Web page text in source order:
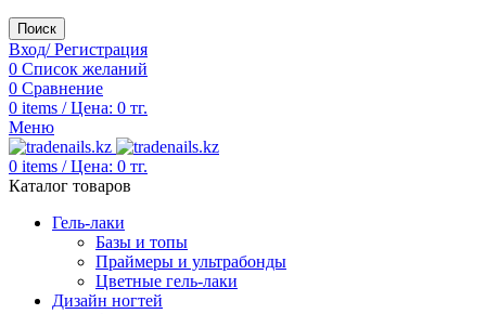
Поиск
Вход/ Регистрация
0 Список желаний
0 Сравнение
0 items / Цена: 0 тг.
Меню
0 items / Цена: 0 тг.
Каталог товаров
Гель-лаки
Базы и топы
Праймеры и ультрабонды
Цветные гель-лаки
Дизайн ногтей